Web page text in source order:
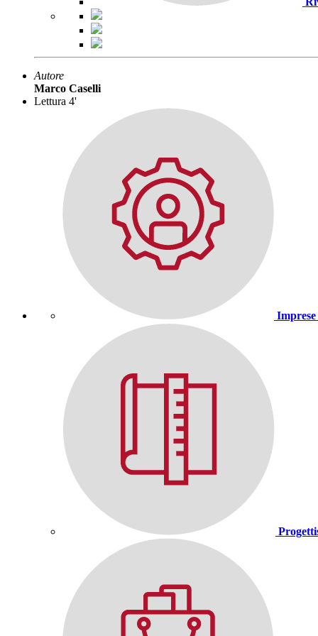
Autore
Marco Caselli
Lettura 4'